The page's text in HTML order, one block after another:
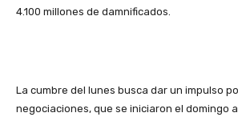
4.100 millones de damnificados.
La cumbre del lunes busca dar un impulso
negociaciones, que se iniciaron el domingo